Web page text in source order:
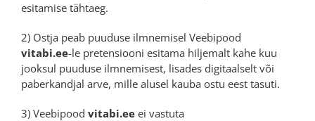
esitamise tähtaeg.
2) Ostja peab puuduse ilmnemisel Veebipood
vitabi.ee-le pretensiooni esitama hiljemalt kahe kuu
jooksul puuduse ilmnemisest, lisades digitaalselt või
paberkandjal arve, mille alusel kauba ostu eest tasuti.
3) Veebipood vitabi.eeei vastuta